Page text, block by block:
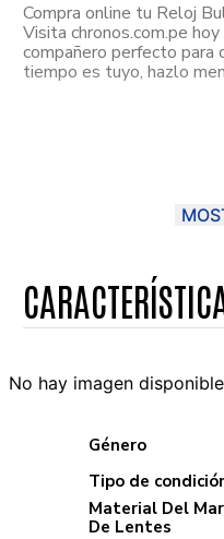
Compra online tu Reloj
Visita chronos.com.pe
compañero perfecto para
tiempo es tuyo, hazlo
No hay imagen disponible
Género
Tipo de
Material Del
De Lentes